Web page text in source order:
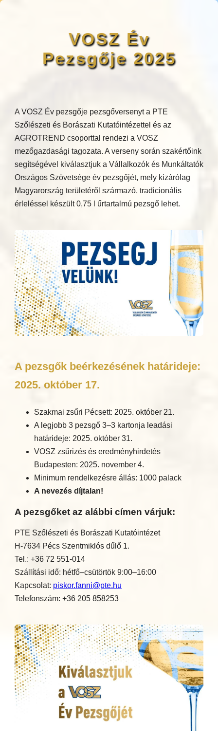
VOSZ Év
Pezsgője 2025
A VOSZ Év pezsgője pezsgőversenyt a PTE
Szőlészeti és Borászati Kutatóintézettel és az
AGROTREND csoporttal rendezi a VOSZ
mezőgazdasági tagozata. A verseny során szakértőink
segítségével kiválasztjuk a Vállalkozók és Munkáltatók
Országos Szövetsége év pezsgőjét, mely kizárólag
Magyarország területéről származó, tradicionális
érleléssel készült 0,75 l űrtartalmú pezsgő lehet.
A pezsgők beérkezésének határideje:
2025. október 17.
Szakmai zsűri Pécsett: 2025. október 21.
A legjobb 3 pezsgő 3–3 kartonja leadási
határideje: 2025. október 31.
VOSZ zsűrizés és eredményhirdetés
Budapesten: 2025. november 4.
Minimum rendelkezésre állás: 1000 palack
A nevezés díjtalan!
A pezsgőket az alábbi címen várjuk:
PTE Szőlészeti és Borászati Kutatóintézet
H-7634 Pécs Szentmiklós dűlő 1.
Tel.: +36 72 551-014
Szállítási idő: hétfő–csütörtök 9:00–16:00
Kapcsolat: piskor.fanni@pte.hu
Telefonszám: +36 205 858253